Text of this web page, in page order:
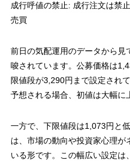
成行呼値の禁止: 成行注文は禁
売買
前日の気配運用のデータから
唆されています。公募価格は
限値段が3,290円 まで設定され
予想される場合、初値は大幅に
一方で、下限値段は1,073円 と
は、市場の動向や投資家心理
いる形です。この幅広い設定